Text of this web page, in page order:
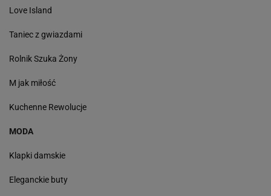
Love Island
Taniec z gwiazdami
Rolnik Szuka Żony
M jak miłość
Kuchenne Rewolucje
MODA
Klapki damskie
Eleganckie buty